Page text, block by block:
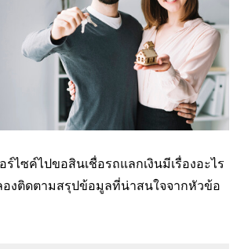
ไซค์ไปขอสินเชื่อรถแลกเงินมีเรื่องอะไร
องติดตามสรุปข้อมูลที่น่าสนใจจากหัวข้อ